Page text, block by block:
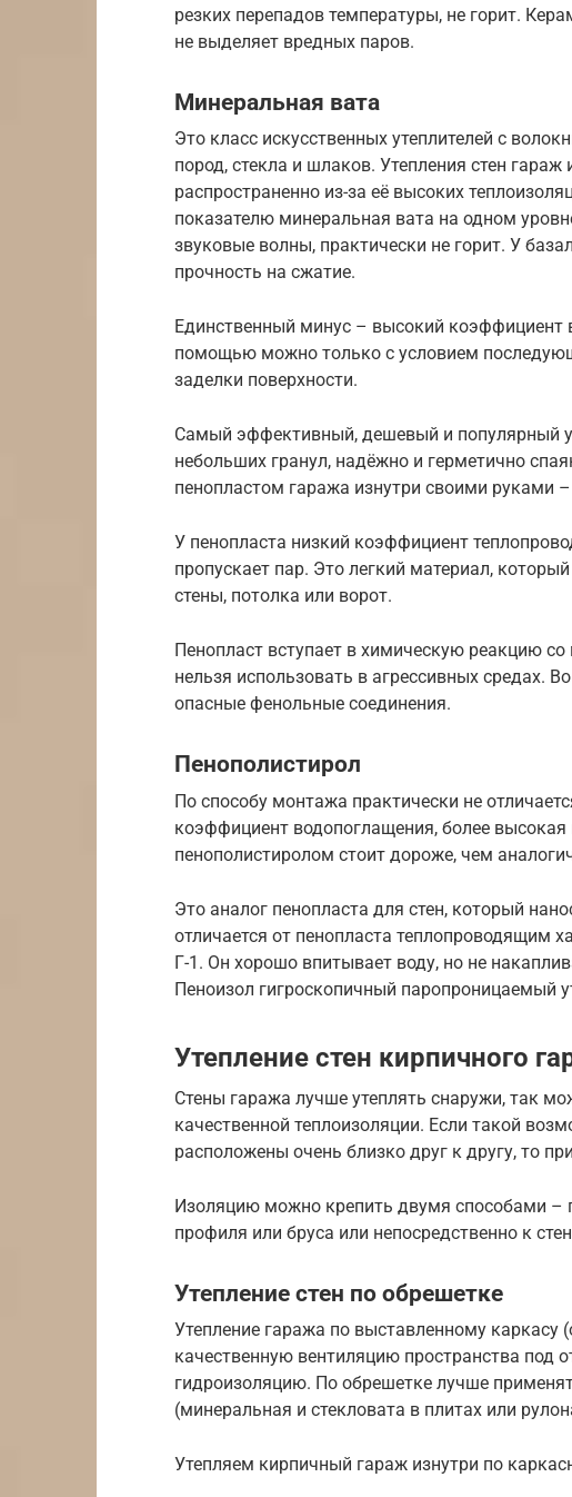
резких перепадов температуры, не горит.
не выделяет вредных паров.
Минеральная вата
Это класс искусственных утеплителей с
пород, стекла и шлаков. Утепления стен
распространенно из-за её высоких
показателю минеральная вата на одном
звуковые волны, практически не горит. У
прочность на сжатие.
Единственный минус – высокий коэффициент
помощью можно только с условием
заделки поверхности.
Самый эффективный, дешевый и популярный
небольших гранул, надёжно и герметично
пенопластом гаража изнутри своими руками
У пенопласта низкий коэффициент
пропускает пар. Это легкий материал,
стены, потолка или ворот.
Пенопласт вступает в химическую реакцию
нельзя использовать в агрессивных средах.
опасные фенольные соединения.
Пенополистирол
По способу монтажа практически не
коэффициент водопоглащения, более высокая
пенополистиролом стоит дороже, чем
Это аналог пенопласта для стен, который
отличается от пенопласта теплопроводящим
Г-1. Он хорошо впитывает воду, но не
Пеноизол гигроскопичный паропроницаемый
Утепление стен кирпичного
Стены гаража лучше утеплять снаружи, так
качественной теплоизоляции. Если такой
расположены очень близко друг к другу, то
Изоляцию можно крепить двумя способами –
профиля или бруса или непосредственно к
Утепление стен по обрешетке
Утепление гаража по выставленному каркасу
качественную вентиляцию пространства под
гидроизоляцию. По обрешетке лучше
(минеральная и стекловата в плитах или
Утепляем кирпичный гараж изнутри по